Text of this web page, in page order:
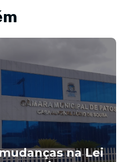
na Lei